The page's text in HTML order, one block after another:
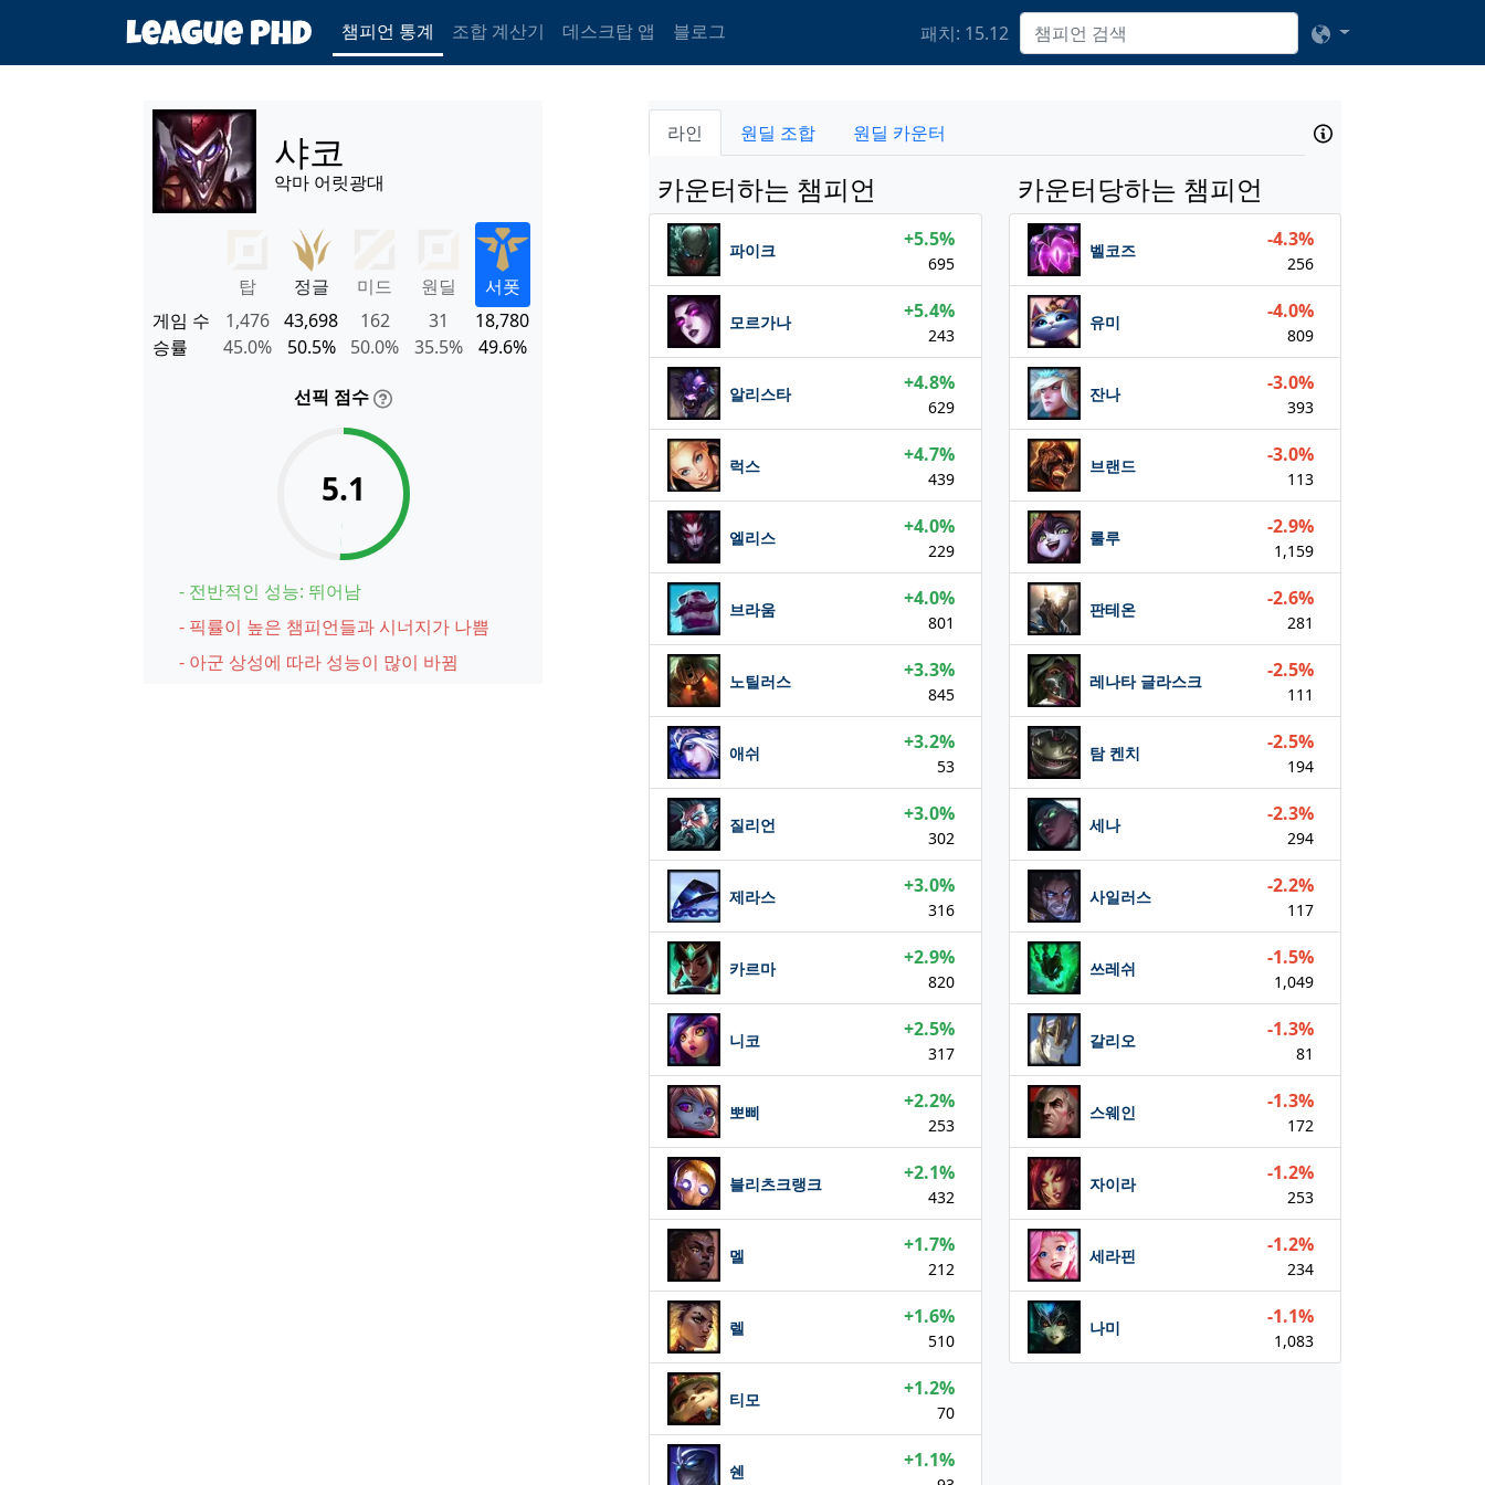
챔피언 통계 조합 계산기 데스크탑 앱 블로그 패치: 15.12
샤코
악마 어릿광대
탑 정글 미드 원딜
서폿
게임 수
1,476 43,698 162 31
18,780
승률
45.0% 50.5% 50.0% 35.5% 49.6%
선픽 점수
5.1
- 전반적인 성능: 뛰어남
- 픽률이 높은 챔피언들과 시너지가 나쁨
- 아군 상성에 따라 성능이 많이 바뀜
라인 원딜 조합 원딜 카운터
카운터하는 챔피언
파이크 +5.5%
695
모르가나 +5.4%
243
알리스타 +4.8%
629
럭스 +4.7%
439
엘리스 +4.0%
229
브라움 +4.0%
801
노틸러스 +3.3%
845
애쉬 +3.2%
53
질리언 +3.0%
302
제라스 +3.0%
316
카르마 +2.9%
820
니코 +2.5%
317
뽀삐 +2.2%
253
블리츠크랭크 +2.1%
432
멜 +1.7%
212
렐 +1.6%
510
티모 +1.2%
70
쉔 +1.1%
카운터당하는 챔피언
벨코즈 -4.3%
256
유미 -4.0%
809
잔나 -3.0%
393
브랜드 -3.0%
113
룰루 -2.9%
1,159
판테온 -2.6%
281
레나타 글라스크 -2.5%
111
탐 켄치 -2.5%
194
세나 -2.3%
294
사일러스 -2.2%
117
쓰레쉬 -1.5%
1,049
갈리오 -1.3%
81
스웨인 -1.3%
172
자이라 -1.2%
253
세라핀 -1.2%
234
나미 -1.1%
1,083